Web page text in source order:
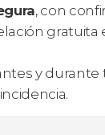
, con
gratuita
y durante